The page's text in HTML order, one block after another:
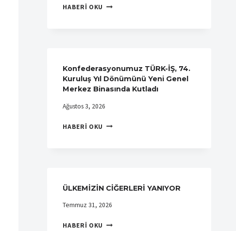
HABERI OKU MISIR
ZIYARET
Konfederasyonumuz TÜRK-İŞ, 74.
Kuruluş Yıl Dönümünü Yeni Genel
Merkez Binasında Kutladı
Ağustos 3, 2026
HABERI OKU KONFEDERASYONUMUZ
DÖNÜMÜNÜ
GENEL
BINASINDA
ÜLKEMİZİN CİĞERLERİ YANIYOR
Temmuz 31, 2026
HABERI OKU ÜLKEMİZİN